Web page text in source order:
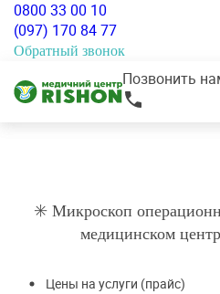
0800 33 00 10
(097) 170 84 77
Обратный звонок
Позвонить
Главная
Оборудование
Микроскоп операционный ЛОР
Микроскоп
YZ20Р5 - Т
✳️ Микроскоп
медицинском
Цены на услуги (прайс)